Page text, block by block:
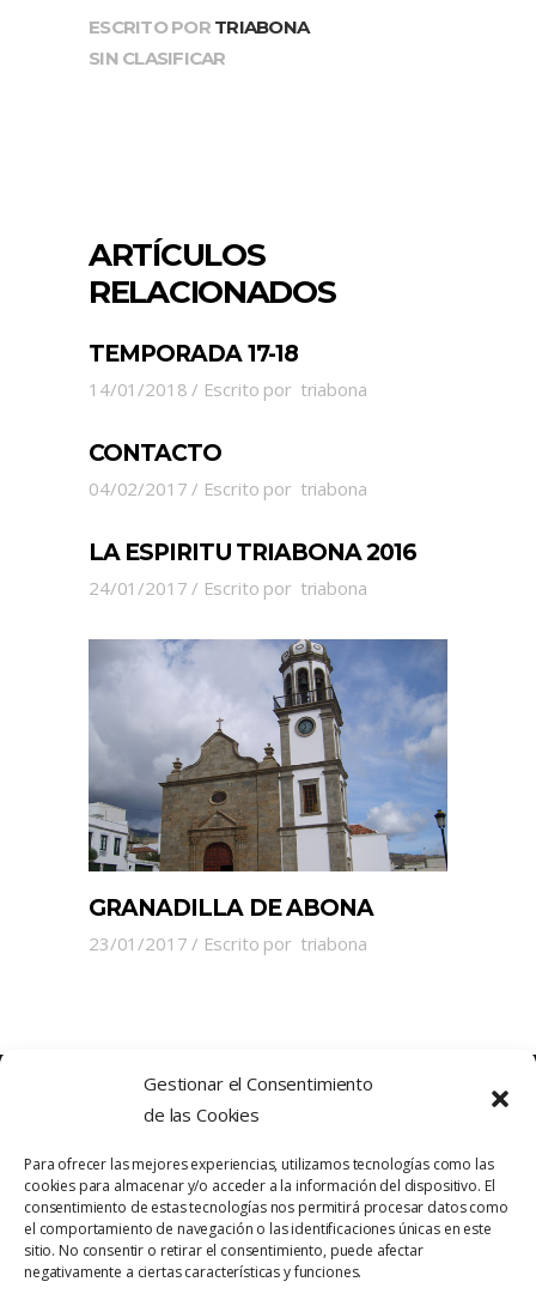
Gestionar el Consentimiento
de las Cookies
Para ofrecer las mejores experiencias, utilizamos tecnologías como las
cookies para almacenar y/o acceder a la información del dispositivo. El
consentimiento de estas tecnologías nos permitirá procesar datos como
el comportamiento de navegación o las identificaciones únicas en este
sitio. No consentir o retirar el consentimiento, puede afectar
negativamente a ciertas características y funciones.
ESCRITO POR TRIABONA
SIN CLASIFICAR
ARTÍCULOS
RELACIONADOS
TEMPORADA 17-18
14/01/2018 Escrito por triabona
CONTACTO
04/02/2017 Escrito por triabona
LA ESPIRITU TRIABONA 2016
24/01/2017 Escrito por triabona
GRANADILLA DE ABONA
23/01/2017 Escrito por triabona
Política de Privacidad